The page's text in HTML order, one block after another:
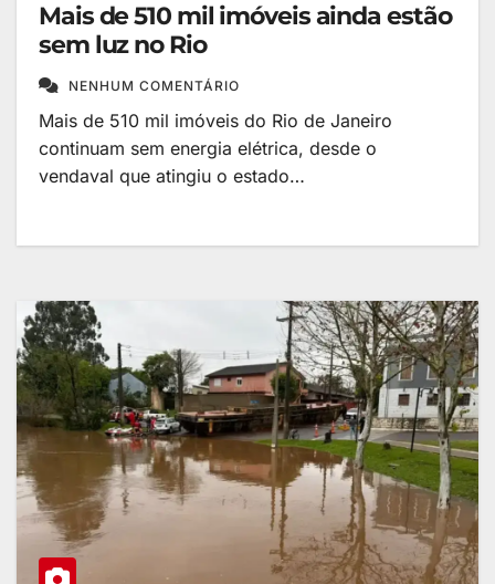
Mais de 510 mil imóveis ainda estão
sem luz no Rio
NENHUM COMENTÁRIO
Mais de 510 mil imóveis do Rio de Janeiro
continuam sem energia elétrica, desde o
vendaval que atingiu o estado…